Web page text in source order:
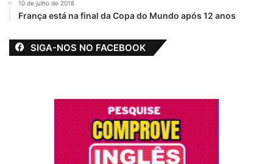
10 de julho de 2018
França está na final da Copa do Mundo após 12 anos
SIGA-NOS NO FACEBOOK